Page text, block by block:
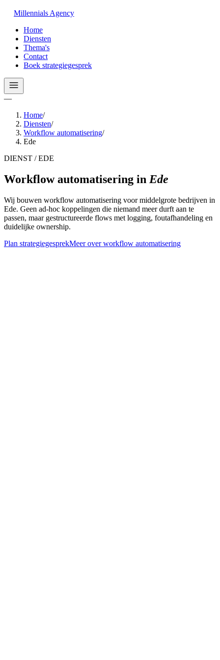
Millennials Agency
Home
Diensten
Thema's
Contact
Boek strategiegesprek
—
Home/
Diensten/
Workflow automatisering/
Ede
DIENST / EDE
Workflow automatisering in Ede
Wij bouwen workflow automatisering voor middelgrote bedrijven in
Ede. Geen ad-hoc koppelingen die niemand meer durft aan te
passen, maar gestructureerde flows met logging, foutafhandeling en
duidelijke ownership.
Plan strategiegesprekMeer overworkflow automatisering